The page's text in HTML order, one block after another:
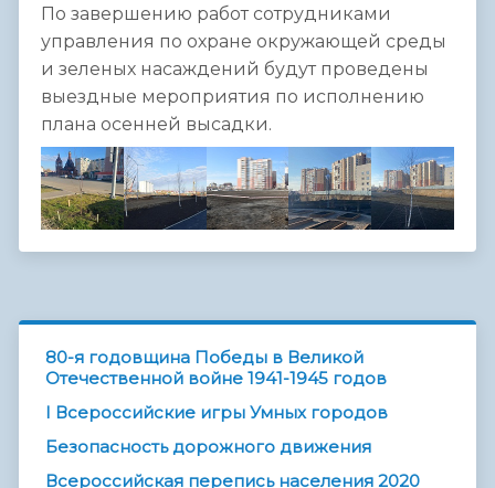
По завершению работ сотрудниками
управления по охране окружающей среды
и зеленых насаждений будут проведены
выездные мероприятия по исполнению
плана осенней высадки.
80-я годовщина Победы в Великой
Отечественной войне 1941-1945 годов
I Всероссийские игры Умных городов
Безопасность дорожного движения
Всероссийская перепись населения 2020